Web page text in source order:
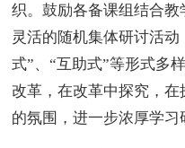
织。鼓励各备课组结合
灵活的随机集体研讨活
式”、“互助式”等形式多
改革，在改革中探究，
的氛围，进一步浓厚学习